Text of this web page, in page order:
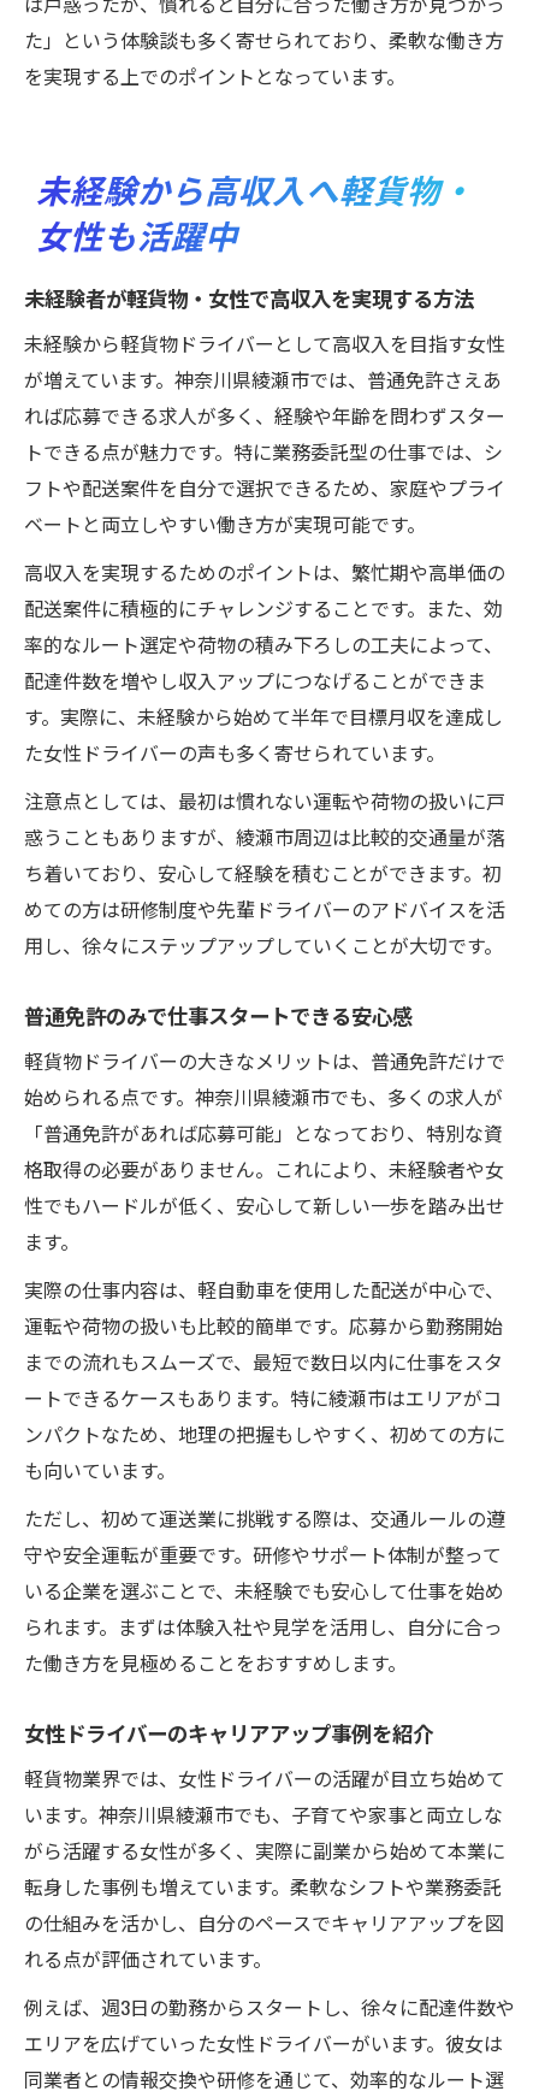
た」という体験談も多く寄せられており、柔軟な働き方
を実現する上でのポイントとなっています。
未経験から高収入へ軽貨物・
女性も活躍中
未経験者が軽貨物・女性で高収入を実現する方法
未経験から軽貨物ドライバーとして高収入を目指す女性
が増えています。神奈川県綾瀬市では、普通免許さえあ
れば応募できる求人が多く、経験や年齢を問わずスター
トできる点が魅力です。特に業務委託型の仕事では、シ
フトや配送案件を自分で選択できるため、家庭やプライ
ベートと両立しやすい働き方が実現可能です。
高収入を実現するためのポイントは、繁忙期や高単価の
配送案件に積極的にチャレンジすることです。また、効
率的なルート選定や荷物の積み下ろしの工夫によって、
配達件数を増やし収入アップにつなげることができま
す。実際に、未経験から始めて半年で目標月収を達成し
た女性ドライバーの声も多く寄せられています。
注意点としては、最初は慣れない運転や荷物の扱いに戸
惑うこともありますが、綾瀬市周辺は比較的交通量が落
ち着いており、安心して経験を積むことができます。初
めての方は研修制度や先輩ドライバーのアドバイスを活
用し、徐々にステップアップしていくことが大切です。
普通免許のみで仕事スタートできる安心感
軽貨物ドライバーの大きなメリットは、普通免許だけで
始められる点です。神奈川県綾瀬市でも、多くの求人が
「普通免許があれば応募可能」となっており、特別な資
格取得の必要がありません。これにより、未経験者や女
性でもハードルが低く、安心して新しい一歩を踏み出せ
ます。
実際の仕事内容は、軽自動車を使用した配送が中心で、
運転や荷物の扱いも比較的簡単です。応募から勤務開始
までの流れもスムーズで、最短で数日以内に仕事をスタ
ートできるケースもあります。特に綾瀬市はエリアがコ
ンパクトなため、地理の把握もしやすく、初めての方に
も向いています。
ただし、初めて運送業に挑戦する際は、交通ルールの遵
守や安全運転が重要です。研修やサポート体制が整って
いる企業を選ぶことで、未経験でも安心して仕事を始め
られます。まずは体験入社や見学を活用し、自分に合っ
た働き方を見極めることをおすすめします。
女性ドライバーのキャリアアップ事例を紹介
軽貨物業界では、女性ドライバーの活躍が目立ち始めて
います。神奈川県綾瀬市でも、子育てや家事と両立しな
がら活躍する女性が多く、実際に副業から始めて本業に
転身した事例も増えています。柔軟なシフトや業務委託
の仕組みを活かし、自分のペースでキャリアアップを図
れる点が評価されています。
例えば、週3日の勤務からスタートし、徐々に配達件数や
エリアを広げていった女性ドライバーがいます。彼女は
同業者との情報交換や研修を通じて、効率的なルート選